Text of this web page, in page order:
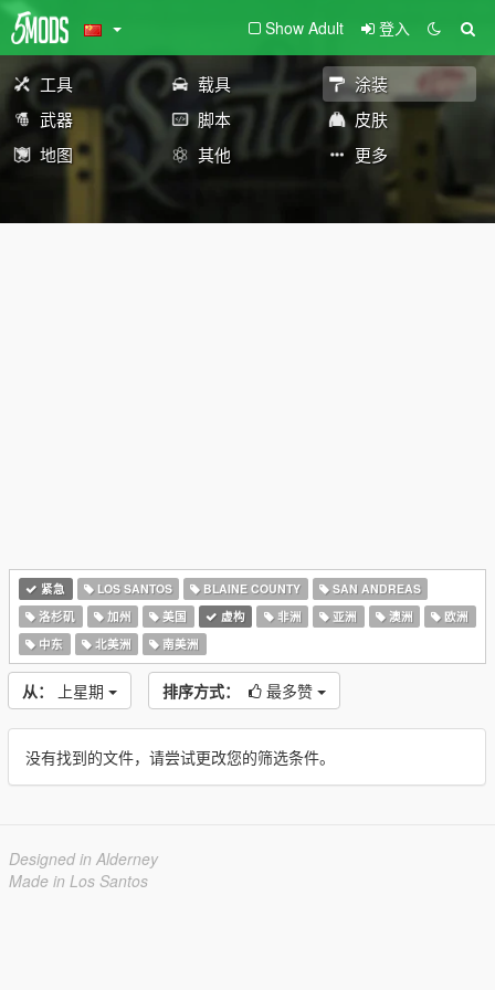
Show Adult 登入
工具 载具
涂装
武器
脚本
皮肤
地图
其他 更多
紧急 LOS SANTOS BLAINE COUNTY
SAN ANDREAS
洛杉矶
加州 美国 虚构 非洲 亚洲 澳洲
欧洲
中东
北美洲 南美洲
从： 上星期 排序方式： 最多赞
没有找到的文件，请尝试更改您的筛选条件。
Designed in Alderney
Made in Los Santos